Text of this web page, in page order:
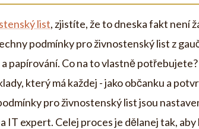
list, zjistíte, že to dneska fakt není
podmínky pro živnostenský list z
papírování. Co na to vlastně
který má každej - jako občanku a
pro živnostenský list jsou
IT expert. Celej proces je dělanej tak, aby